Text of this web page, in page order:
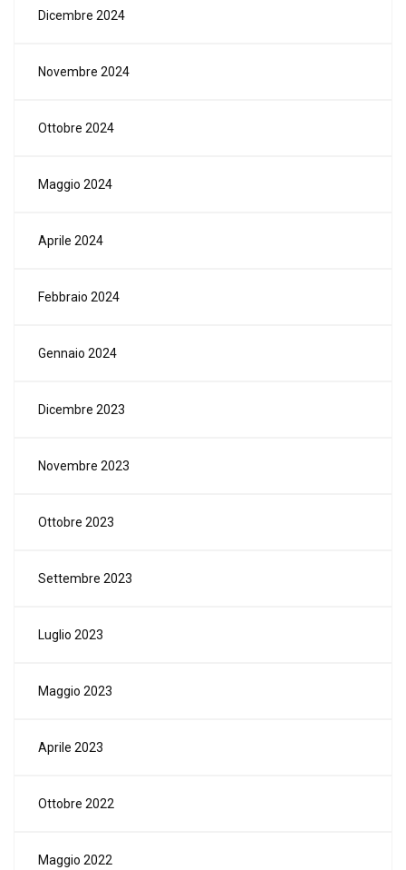
Dicembre 2024
Novembre 2024
Ottobre 2024
Maggio 2024
Aprile 2024
Febbraio 2024
Gennaio 2024
Dicembre 2023
Novembre 2023
Ottobre 2023
Settembre 2023
Luglio 2023
Maggio 2023
Aprile 2023
Ottobre 2022
Maggio 2022